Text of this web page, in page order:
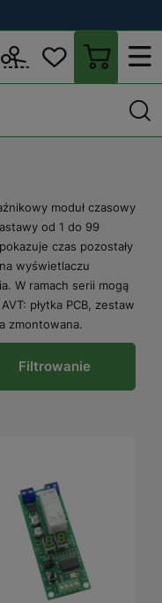
moduł czasowy
od 1 do 99
czas pozostały
wyświetlaczu
W ramach serii mogą
płytka PCB, zestaw
zmontowana.
Filtrowanie